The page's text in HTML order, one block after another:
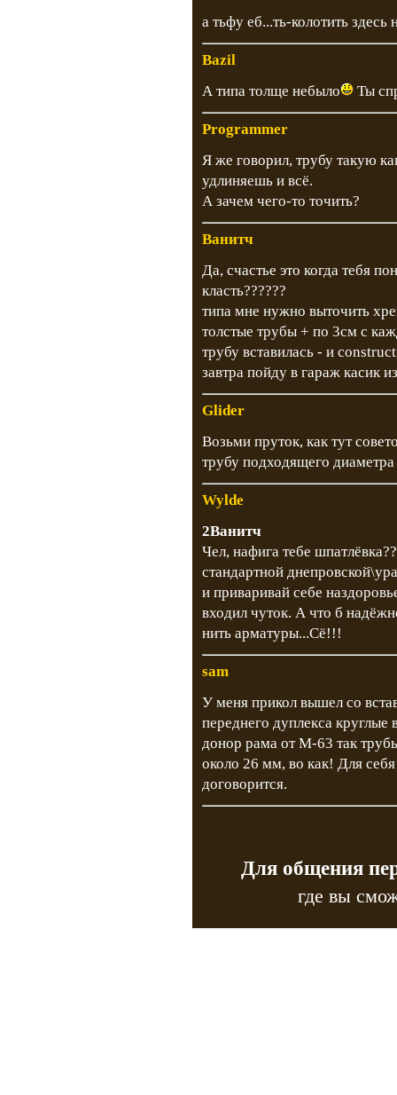
а тьфу еб...ть-колотить
Bazil
А типа толще небыло
Ты
Programmer
Я же говорил, трубу такую
удлиняешь и всё.
А зачем чего-то точить?
Ванитч
Да, счастье это когда тебя
класть??????
типа мне нужно выточить
толстые трубы + по 3см с
трубу вставилась - и
завтра пойду в гараж касик
Glider
Возьми пруток, как тут
трубу подходящего
Wylde
2Ванитч
Чел, нафига тебе
стандартной
и приваривай себе
входил чуток. А что б
нить арматуры...Сё!!!
sam
У меня прикол вышел со
переднего дуплекса
донор рама от М-63 так
около 26 мм, во как! Для
договорится.
Для общения
где вы